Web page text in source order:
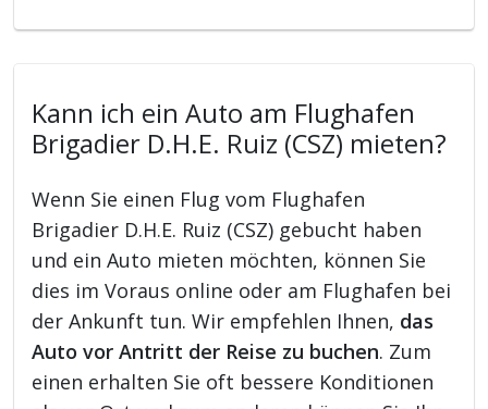
Kann ich ein Auto am Flughafen
Brigadier D.H.E. Ruiz (CSZ) mieten?
Wenn Sie einen Flug vom Flughafen
Brigadier D.H.E. Ruiz (CSZ) gebucht haben
und ein Auto mieten möchten, können Sie
dies im Voraus online oder am Flughafen bei
der Ankunft tun. Wir empfehlen Ihnen, das
Auto vor Antritt der Reise zu buchen. Zum
einen erhalten Sie oft bessere Konditionen